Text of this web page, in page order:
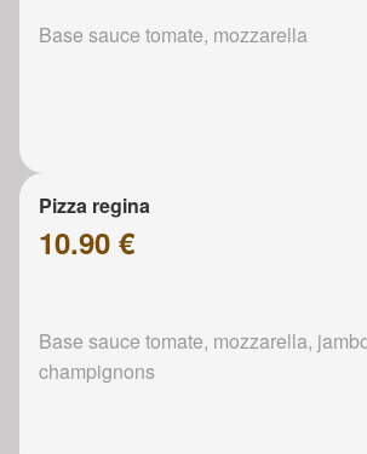
Base sauce tomate, mozzarella
Pizza regina
10.90 €
Base sauce tomate, mozzarella,
champignons